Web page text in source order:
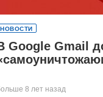
НОВОСТИ
Google Gmail
8 лет назад